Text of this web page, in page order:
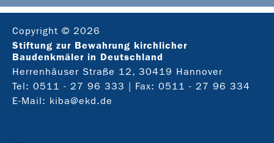
Copyright © 2026
Stiftung zur Bewahrung kirchlicher
Baudenkmäler in Deutschland
Herrenhäuser Straße 12, 30419 Hannover
Tel: 0511 - 27 96 333
| Fax: 0511 - 27 96 334
E-Mail: kiba@ekd.de